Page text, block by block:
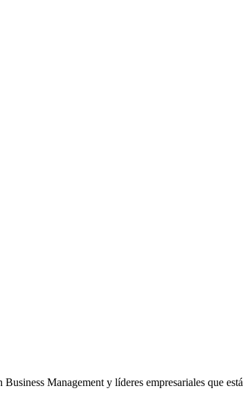
Management y líderes empresariales que